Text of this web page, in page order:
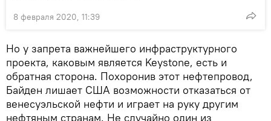
8 февраля 2020, 11:39
Но у запрета важнейшего инфраструктурного
проекта, каковым является Keystone, есть и
обратная сторона. Похоронив этот нефтепровод,
Байден лишает США возможности отказаться от
венесуэльской нефти и играет на руку другим
нефтяным странам. Не случайно один из